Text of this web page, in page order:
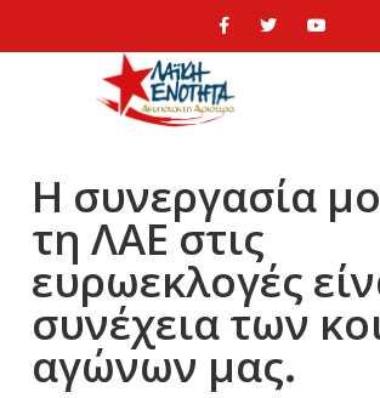
Η συνεργασία
τη ΛΑΕ στις
ευρωεκλογές
συνέχεια των
αγώνων μας.